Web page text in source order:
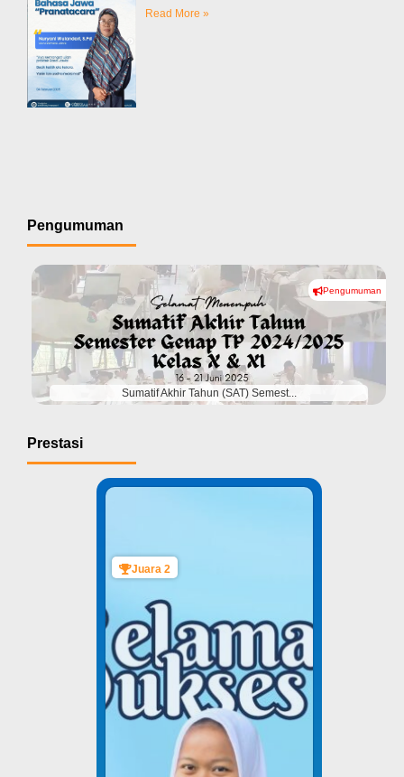
Read More »
Pengumuman
Pengumuman
#
Sumatif Akhir Tahun (SAT) Semest...
Prestasi
Juara 2